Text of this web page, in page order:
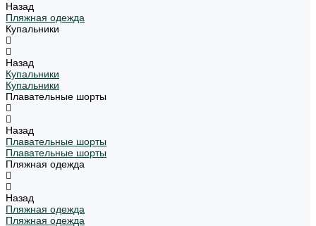
Назад
Пляжная одежда
Купальники
Назад
Купальники
Купальники
Плавательные шорты
Назад
Плавательные шорты
Плавательные шорты
Пляжная одежда
Назад
Пляжная одежда
Пляжная одежда